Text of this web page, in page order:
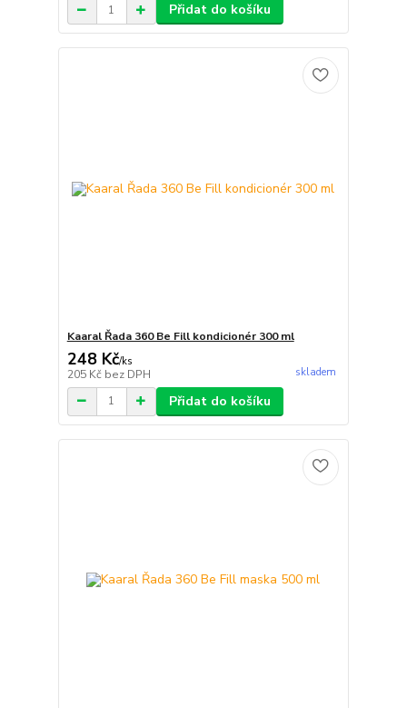
Přidat do košíku
Kaaral Řada 360 Be Fill kondicionér 300 ml
248 Kč/ks
205 Kč bez DPH skladem
Přidat do košíku